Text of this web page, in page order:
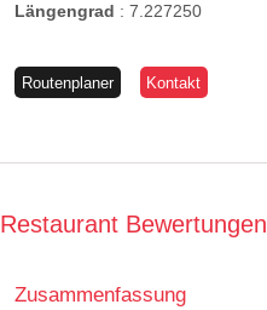
Längengrad : 7.227250
Routenplaner Kontakt
Restaurant Bewertungen
Zusammenfassung